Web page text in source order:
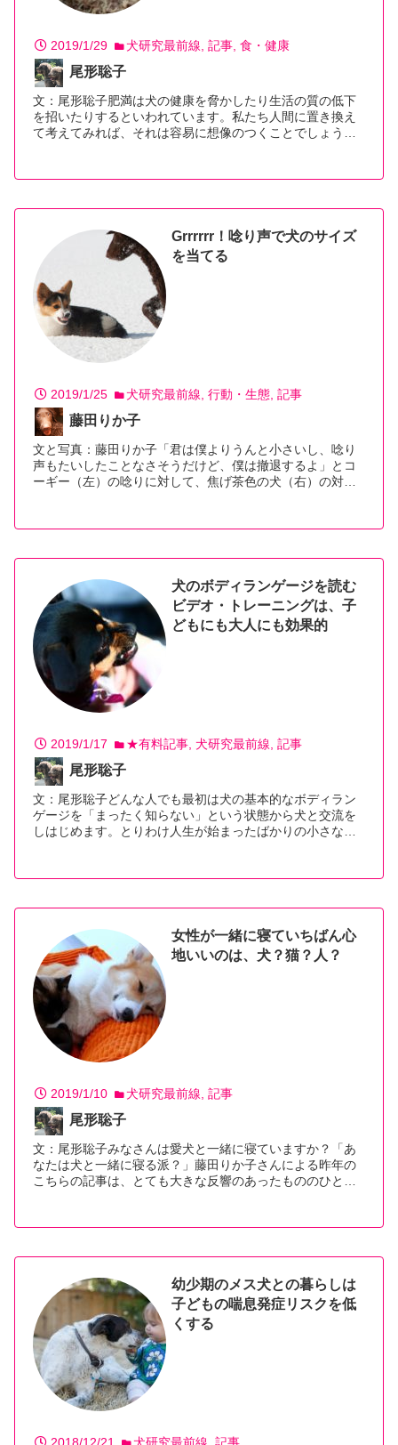
2019/1/29 犬研究最前線 記事 食・健康
尾形聡子
文：尾形聡子肥満は犬の健康を脅かしたり生活の質の低下
を招いたりするといわれています。私たち人間に置き換え
て考えてみれば、それは容易に想像のつくことでしょう…
Grrrrrr！唸り声で犬のサイズ
を当てる
2019/1/25 犬研究最前線 行動・生態 記事
藤田りか子
文と写真：藤田りか子「君は僕よりうんと小さいし、唸り
声もたいしたことなさそうだけど、僕は撤退するよ」とコ
ーギー（左）の唸りに対して、焦げ茶色の犬（右）の対…
犬のボディランゲージを読む
ビデオ・トレーニングは、子
どもにも大人にも効果的
2019/1/17 ★有料記事 犬研究最前線 記事
尾形聡子
文：尾形聡子どんな人でも最初は犬の基本的なボディラン
ゲージを「まったく知らない」という状態から犬と交流を
しはじめます。とりわけ人生が始まったばかりの小さな…
女性が一緒に寝ていちばん心
地いいのは、犬？猫？人？
2019/1/10 犬研究最前線 記事
尾形聡子
文：尾形聡子みなさんは愛犬と一緒に寝ていますか？「あ
なたは犬と一緒に寝る派？」藤田りか子さんによる昨年の
こちらの記事は、とても大きな反響のあったもののひと…
幼少期のメス犬との暮らしは
子どもの喘息発症リスクを低
くする